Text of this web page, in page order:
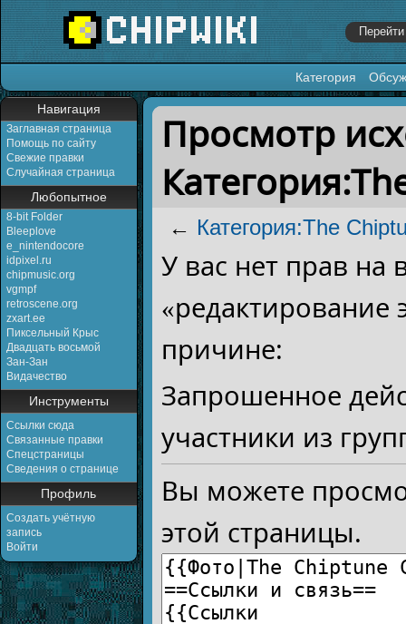
Категория
Навигация
Заглавная страница
Помощь по сайту
Свежие правки
Случайная страница
Любопытное
8-bit Folder
Bleeplove
e_nintendocore
idpixel.ru
chipmusic.org
vgmpf
retroscene.org
zxart.ee
Пиксельный Крыс
Двадцать восьмой
Зан-Зан
Видачество
Инструменты
Ссылки сюда
Связанные правки
Спецстраницы
Сведения о странице
Профиль
Создать учётную
запись
Войти
Перейти к:навигация,поиск
Просмотр
← Категория:The
У вас нет прав на
причине:
Запрошенное
участники из
Вы можете
этой страницы.